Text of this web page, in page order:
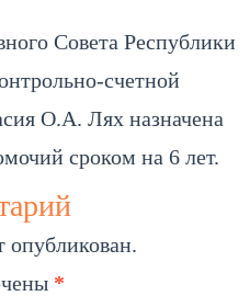
Совета Республики
счетной
О.А. Лях назначена
сроком на 6 лет.
опубликован.
*